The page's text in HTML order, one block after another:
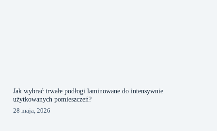
Jak wybrać trwałe podłogi laminowane do intensywnie
użytkowanych pomieszczeń?
28 maja, 2026